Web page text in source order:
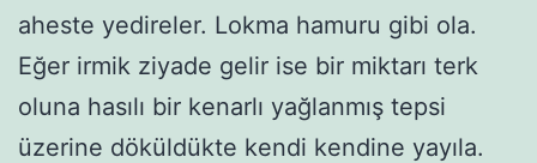
aheste yedireler. Lokma hamuru gibi ola.
Eğer irmik ziyade gelir ise bir miktarı terk
oluna hasılı bir kenarlı yağlanmış tepsi
üzerine döküldükte kendi kendine yayıla.